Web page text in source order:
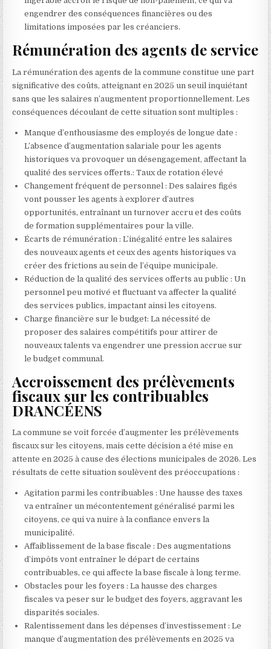
engendrer des conséquences financières ou des
limitations imposées par les créanciers.
Rémunération des agents de service
La rémunération des agents de la commune constitue une part
significative des coûts, atteignant en 2025 un seuil inquiétant
sans que les salaires n’augmentent proportionnellement. Les
conséquences découlant de cette situation sont multiples :
Manque d’enthousiasme des employés de longue date :
L’absence d’augmentation salariale pour les agents
historiques va provoquer un désengagement, affectant la
qualité des services offerts.: Taux de rotation élevé
Changement fréquent de personnel : Des salaires figés
vont pousser les agents à explorer d’autres
opportunités, entraînant un turnover accru et des coûts
de formation supplémentaires pour la ville.
Écarts de rémunération : L’inégalité entre les salaires
des nouveaux agents et ceux des agents historiques va
créer des frictions au sein de l’équipe municipale.
Réduction de la qualité des services offerts au public : Un
personnel peu motivé et fluctuant va affecter la qualité
des services publics, impactant ainsi les citoyens.
Charge financière sur le budget: La nécessité de
proposer des salaires compétitifs pour attirer de
nouveaux talents va engendrer une pression accrue sur
le budget communal.
Accroissement des prélèvements
fiscaux sur les contribuables
DRANCÉENS
La commune se voit forcée d’augmenter les prélèvements
fiscaux sur les citoyens, mais cette décision a été mise en
attente en 2025 à cause des élections municipales de 2026. Les
résultats de cette situation soulèvent des préoccupations :
Agitation parmi les contribuables : Une hausse des taxes
va entraîner un mécontentement généralisé parmi les
citoyens, ce qui va nuire à la confiance envers la
municipalité.
Affaiblissement de la base fiscale : Des augmentations
d’impôts vont entraîner le départ de certains
contribuables, ce qui affecte la base fiscale à long terme.
Obstacles pour les foyers : La hausse des charges
fiscales va peser sur le budget des foyers, aggravant les
disparités sociales.
Ralentissement dans les dépenses d’investissement : Le
manque d’augmentation des prélèvements en 2025 va